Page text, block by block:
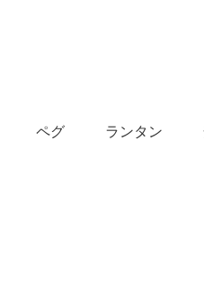
ペグ ランタン